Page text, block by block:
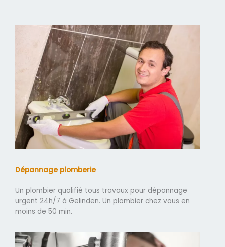
Dépannage plomberie
Un plombier qualifié tous travaux pour dépannage
urgent 24h/7 à Gelinden. Un plombier chez vous en
moins de 50 min.